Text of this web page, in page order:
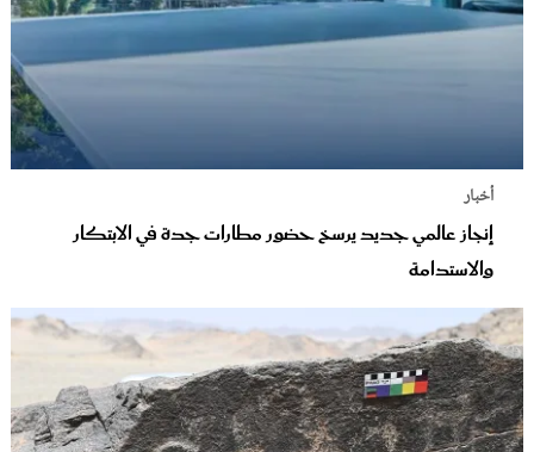
أخبار
إنجاز عالمي جديد يرسخ حضور مطارات جدة في الابتكار
والاستدامة